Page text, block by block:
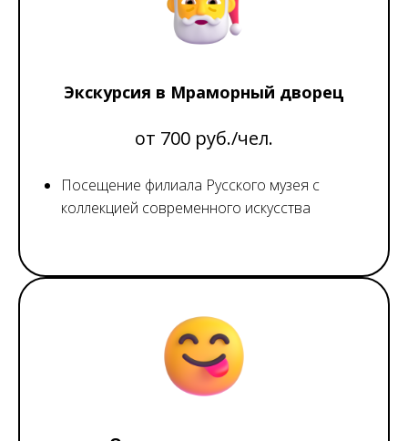
Экскурсия в Мраморный дворец
от 700 руб./чел.
Посещение филиала Русского музея с
коллекцией современного искусства